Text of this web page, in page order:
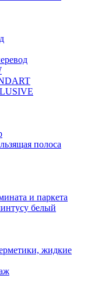
полоса
и паркета
белый
жидкие